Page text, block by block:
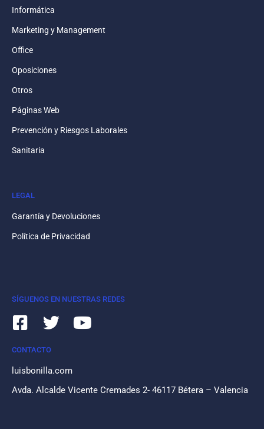
Informática
Marketing y Management
Office
Oposiciones
Otros
Páginas Web
Prevención y Riesgos Laborales
Sanitaria
LEGAL
Garantía y Devoluciones
Política de Privacidad
SÍGUENOS EN NUESTRAS REDES
CONTACTO
luisbonilla.com
Avda. Alcalde Vicente Cremades 2- 46117 Bétera – Valencia